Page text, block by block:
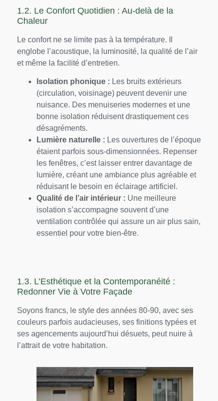
1.2. Le Confort Quotidien : Au-delà de la
Chaleur
Le confort ne se limite pas à la température. Il
englobe l’acoustique, la luminosité, la qualité de l’air
et même la facilité d’entretien.
Isolation phonique : Les bruits extérieurs
(circulation, voisinage) peuvent devenir une
nuisance. Des menuiseries modernes et une
bonne isolation réduisent drastiquement ces
désagréments.
Lumière naturelle : Les ouvertures de l’époque
étaient parfois sous-dimensionnées. Repenser
les fenêtres, c’est laisser entrer davantage de
lumière, créant une ambiance plus agréable et
réduisant le besoin en éclairage artificiel.
Qualité de l’air intérieur : Une meilleure
isolation s’accompagne souvent d’une
ventilation contrôlée qui assure un air plus sain,
essentiel pour votre bien-être.
1.3. L’Esthétique et la Contemporanéité :
Redonner Vie à Votre Façade
Soyons francs, le style des années 80-90, avec ses
couleurs parfois audacieuses, ses finitions typées et
ses agencements aujourd’hui désuets, peut nuire à
l’attrait de votre habitation.